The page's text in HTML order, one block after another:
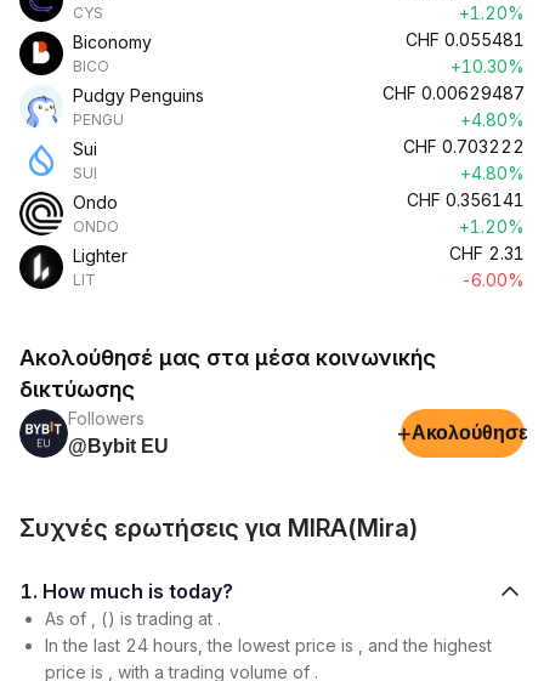
CYS
+1.20%
Biconomy
BICO
CHF 0.055481
+10.30%
Pudgy Penguins
PENGU
CHF 0.00629487
+4.80%
Sui
SUI
CHF 0.703222
+4.80%
Ondo
ONDO
CHF 0.356141
+1.20%
Lighter
LIT
CHF 2.31
-6.00%
Ακολούθησέ μας στα μέσα κοινωνικής
δικτύωσης
Followers
@Bybit EU
+Ακολούθησε
Συχνές ερωτήσεις για MIRA(Mira)
1. How much is today?
As of , () is trading at .
In the last 24 hours, the lowest price is , and the highest
price is , with a trading volume of .